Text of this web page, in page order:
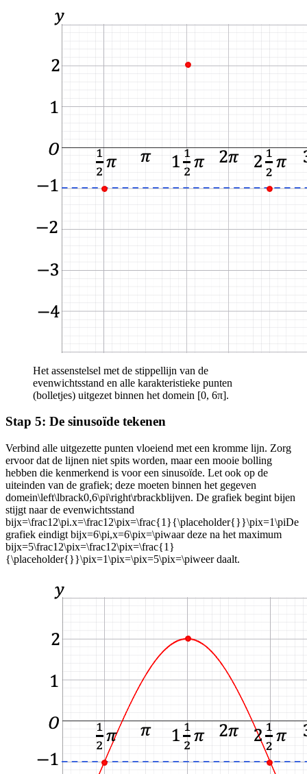
Het assenstelsel met de stippellijn van de
evenwichtsstand en alle karakteristieke punten
(bolletjes) uitgezet binnen het domein [0, 6π].
Stap 5: De sinusoïde tekenen
Verbind alle uitgezette punten vloeiend met een kromme lijn. Zorg
ervoor dat de lijnen niet spits worden, maar een mooie bolling
hebben die kenmerkend is voor een sinusoïde. Let ook op de
uiteinden van de grafiek; deze moeten binnen het gegeven
domein\left\lbrack0,6\pi\right\rbrackblijven. De grafiek begint bijen
stijgt naar de evenwichtsstand
bijx=\frac12\pi.x=\frac12\pix=\frac{1}{\placeholder{}}\pix=1\piDe
grafiek eindigt bijx=6\pi,x=6\pix=\piwaar deze na het maximum
bijx=5\frac12\pix=\frac12\pix=\frac{1}
{\placeholder{}}\pix=1\pix=\pix=5\pix=\piweer daalt.